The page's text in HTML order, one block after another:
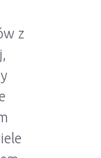
z